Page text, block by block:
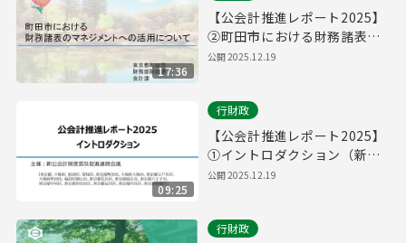
17:36
【公会計推進レポート2025】
②町田市における財務諸表の
マネジメントへの活用につい
公開2025.12.19
09:25
行財政
【公会計推進レポート2025】
①イントロダクション（新公
会計制度普及促進連絡会議）
公開2025.12.19
行財政